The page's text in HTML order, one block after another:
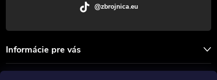
Informácie pre vás
@zbrojnica.eu